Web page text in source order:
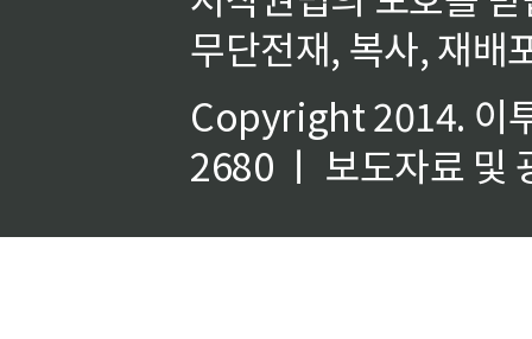
무단전재, 복사, 재배
Copyright 2014. 이
2680 ㅣ 보도자료